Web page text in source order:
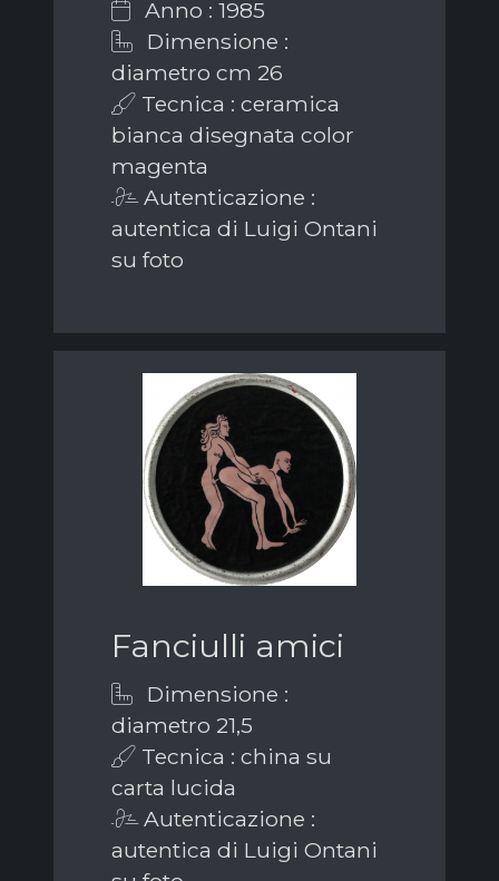
Anno : 1985
Dimensione :
diametro cm 26
Tecnica : ceramica
bianca disegnata color
magenta
Autenticazione :
autentica di Luigi Ontani
su foto
Fanciulli amici
Dimensione :
diametro 21,5
Tecnica : china su
carta lucida
Autenticazione :
autentica di Luigi Ontani